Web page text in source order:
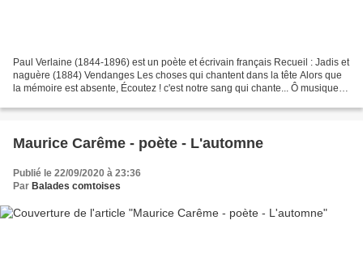
Paul Verlaine (1844-1896) est un poète et écrivain français Recueil : Jadis et
naguère (1884) Vendanges Les choses qui chantent dans la tête Alors que
la mémoire est absente, Écoutez ! c'est notre sang qui chante... Ô musique
Maurice Carême - poète - L'automne
Publié le 22/09/2020 à 23:36
Par Balades comtoises